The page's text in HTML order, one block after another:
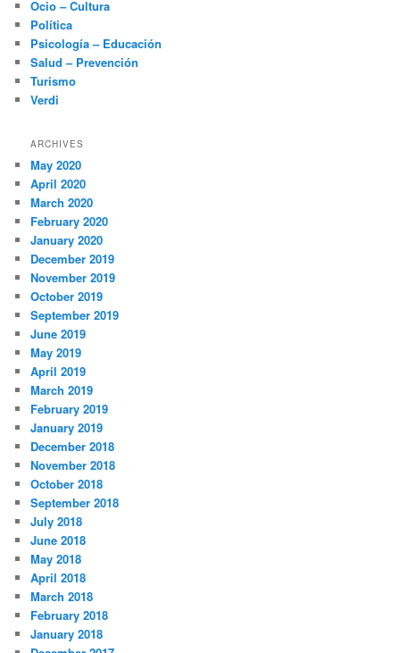
Ocio – Cultura
Política
Psicología – Educación
Salud – Prevención
Turismo
Verdi
ARCHIVES
May 2020
April 2020
March 2020
February 2020
January 2020
December 2019
November 2019
October 2019
September 2019
June 2019
May 2019
April 2019
March 2019
February 2019
January 2019
December 2018
November 2018
October 2018
September 2018
July 2018
June 2018
May 2018
April 2018
March 2018
February 2018
January 2018